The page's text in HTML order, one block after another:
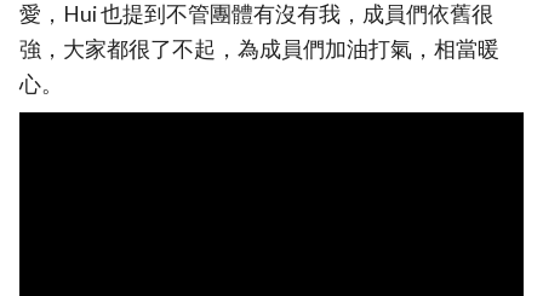
愛，Hui 也提到不管團體有沒有我，成員們依舊很
強，大家都很了不起，為成員們加油打氣，相當暖
心。